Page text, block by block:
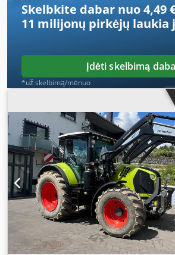
Skelbkite dabar nuo 4,49
11 milijonų pirkėjų laukia
Įdėti skelbimą
*už skelbimą/mėnuo